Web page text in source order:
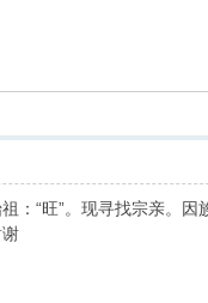
：“旺”。现寻找宗亲。因